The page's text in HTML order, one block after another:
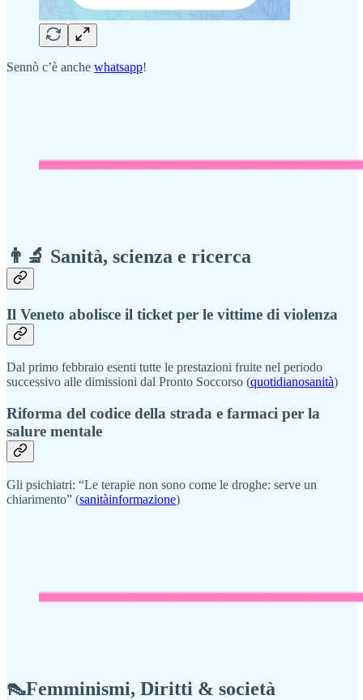
Sennò c’è anche whatsapp!
👨‍🔬 Sanità, scienza e ricerca
Il Veneto abolisce il ticket per le vittime di violenza
Dal primo febbraio esenti tutte le prestazioni fruite nel periodo
successivo alle dimissioni dal Pronto Soccorso (quotidianosanità)
Riforma del codice della strada e farmaci per la
salure mentale
Gli psichiatri: “Le terapie non sono come le droghe: serve un
chiarimento” (sanitàinformazione)
👠Femminismi, Diritti & società